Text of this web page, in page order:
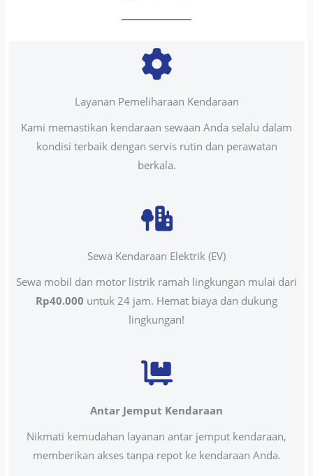
Layanan Pemeliharaan Kendaraan
Kami memastikan kendaraan sewaan Anda selalu dalam
kondisi terbaik dengan servis rutin dan perawatan
berkala.
Sewa Kendaraan Elektrik (EV)
Sewa mobil dan motor listrik ramah lingkungan mulai dari
Rp40.000 untuk 24 jam. Hemat biaya dan dukung
lingkungan!
Antar Jemput Kendaraan
Nikmati kemudahan layanan antar jemput kendaraan,
memberikan akses tanpa repot ke kendaraan Anda.